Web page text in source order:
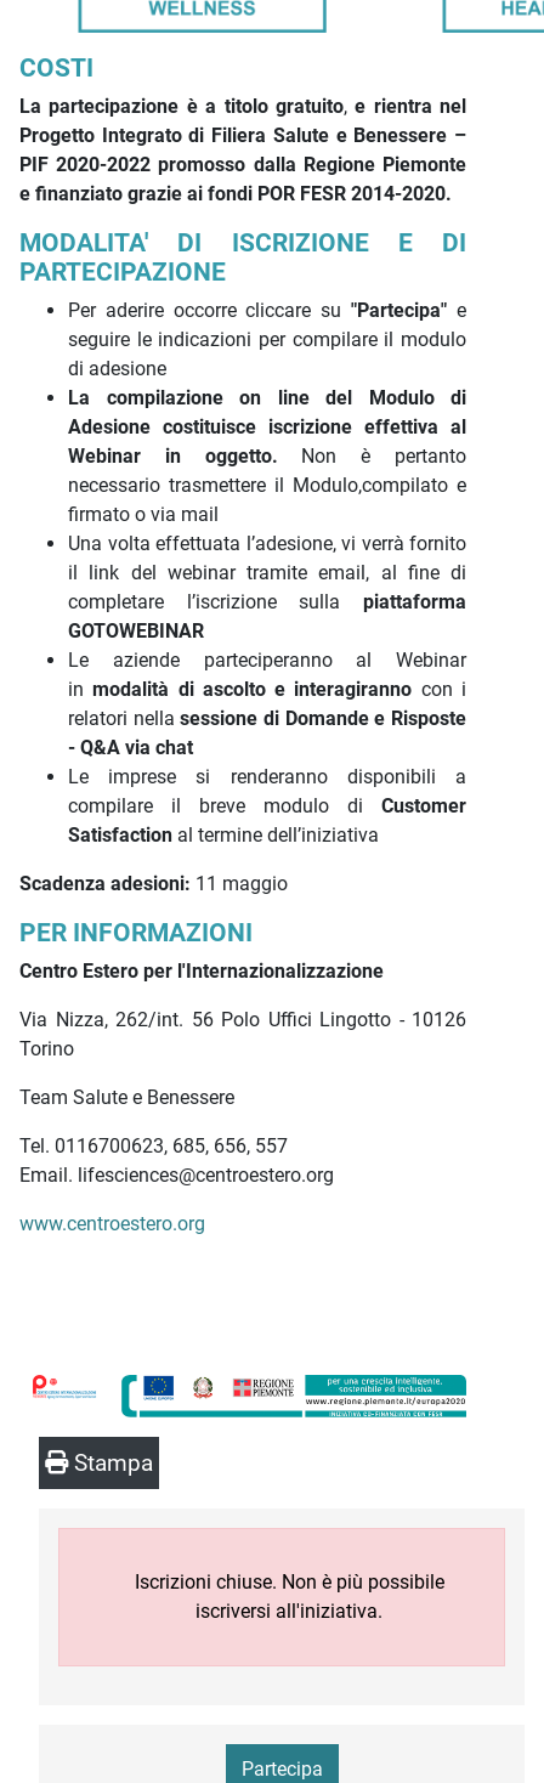
COSTI
La partecipazione è a titolo gratuito,e rientra nel
Progetto Integrato di Filiera Salute e Benessere –
PIF 2020-2022 promosso dalla Regione Piemonte
e finanziato grazie ai fondi POR FESR 2014-2020.
MODALITA' DI ISCRIZIONE E DI
PARTECIPAZIONE
Per aderire occorre cliccare su"Partecipa"e
seguire le indicazioni per compilare il modulo
di adesione
La compilazione on line del Modulo di
Adesione costituisce iscrizione effettiva al
Webinar in oggetto. Non è pertanto
necessario trasmettere il Modulo,compilato e
firmato o via mail
Una volta effettuata l’adesione, vi verrà fornito
il link del webinar tramite email, al fine di
completare l’iscrizione sulla piattaforma
GOTOWEBINAR
Le aziende parteciperanno al Webinar
inmodalità di ascolto e interagiranno con i
relatori nella sessione di Domande e Risposte
- Q&A via chat
Le imprese si renderanno disponibili a
compilare il breve modulo di Customer
Satisfaction al termine dell’iniziativa
Scadenza adesioni: 11 maggio
PER INFORMAZIONI
Centro Estero per l'Internazionalizzazione
Via Nizza, 262/int. 56 Polo Uffici Lingotto - 10126
Torino
Team Salute e Benessere
Tel. 0116700623, 685, 656, 557
Email. lifesciences@centroestero.org
www.centroestero.org
Stampa
Iscrizioni chiuse. Non è più possibile
iscriversi all'iniziativa.
Partecipa